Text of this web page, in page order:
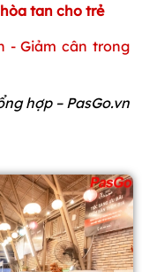
tan cho trẻ
- Giảm cân trong
hợp – PasGo.vn